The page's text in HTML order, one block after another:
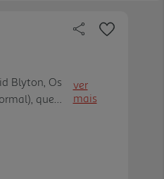
Blyton, Os
que
perigo e
ver
mais